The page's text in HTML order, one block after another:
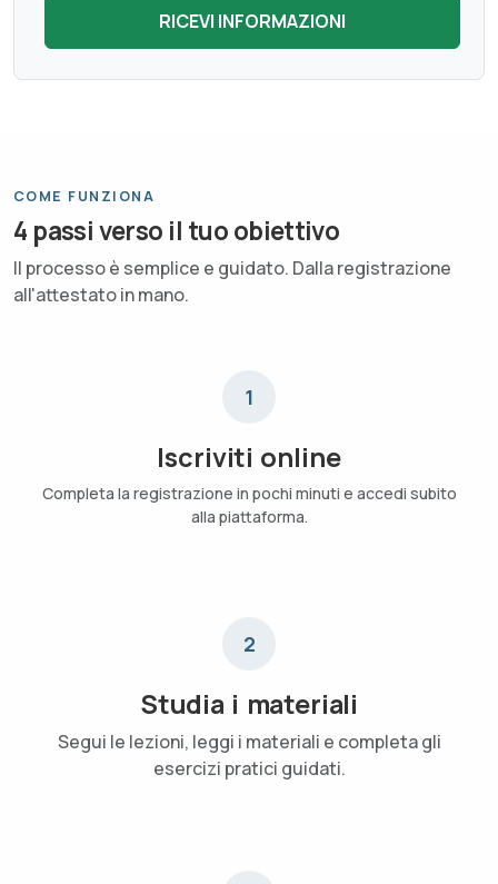
COME FUNZIONA
4 passi verso il tuo obiettivo
Il processo è semplice e guidato. Dalla registrazione
all'attestato in mano.
1
Iscriviti online
Completa la registrazione in pochi minuti e accedi subito
alla piattaforma.
2
Studia i materiali
Segui le lezioni, leggi i materiali e completa gli
esercizi pratici guidati.